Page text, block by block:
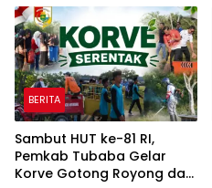
Rp820,3 Miliar
BERITA
Sambut HUT ke-81 RI,
Pemkab Tubaba Gelar
Korve Gotong Royong dan